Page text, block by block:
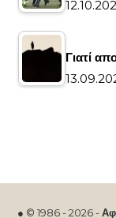
Γιατί
● © 1986 - 2026 -